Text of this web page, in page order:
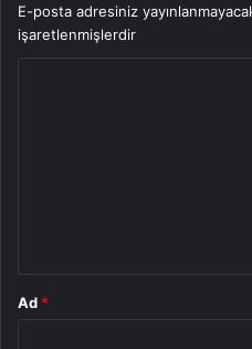
E-posta adresiniz
işaretlenmişlerdir
Ad *